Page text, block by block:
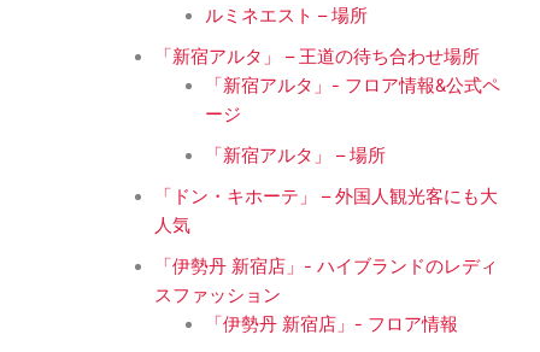
ルミネエスト – 場所
「新宿アルタ」 – 王道の待ち合わせ場所
「新宿アルタ」- フロア情報&公式ペ
ージ
「新宿アルタ」 – 場所
「ドン・キホーテ」 – 外国人観光客にも大
人気
「伊勢丹 新宿店」- ハイブランドのレディ
スファッション
「伊勢丹 新宿店」- フロア情報